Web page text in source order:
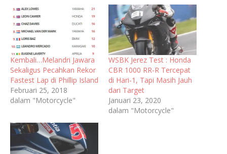
Kembali…Melandri Jawara
Sekaligus Pecahkan Rekor
Fastest Lap di Phillip Island
Februari 25, 2018
dalam "Motorcycle"
WSBK Jerez Test : Honda
CBR 1000 RR-R Tercepat
di Hari-1, Tapi Masih Jauh
dari Target
Januari 23, 2020
dalam "Motorcycle"